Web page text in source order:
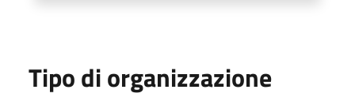
Tipo di organizzazione